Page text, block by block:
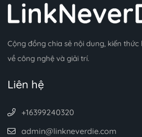
Cộng đồng chia sẻ nội dung, kiến thức
về công nghệ và giải trí.
Liên hệ
+16399240320
admin@linkneverdie.com